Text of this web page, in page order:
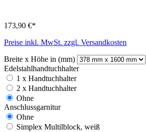
173,90 €*
Preise inkl. MwSt. zzgl. Versandkosten
Breite x Höhe in (mm)
Edelstahlhandtuchhalter
1 x Handtuchhalter
2 x Handtuchhalter
Ohne
Anschlussgarnitur
Ohne
Simplex Multilblock, weiß